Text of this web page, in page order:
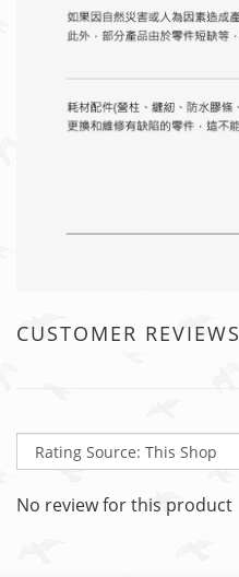
CUSTOMER REVIEWS
No review for this product